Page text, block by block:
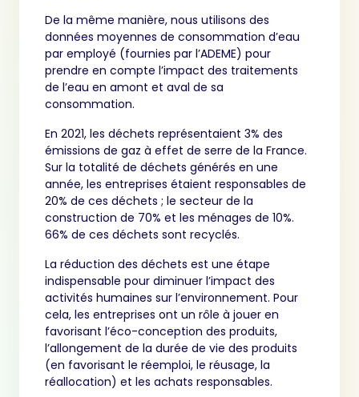
De la même manière, nous utilisons des
données moyennes de consommation d’eau
par employé (fournies par l’ADEME) pour
prendre en compte l’impact des traitements
de l’eau en amont et aval de sa
consommation.
En 2021, les déchets représentaient 3% des
émissions de gaz à effet de serre de la France.
Sur la totalité de déchets générés en une
année, les entreprises étaient responsables de
20% de ces déchets ; le secteur de la
construction de 70% et les ménages de 10%.
66% de ces déchets sont recyclés.
La réduction des déchets est une étape
indispensable pour diminuer l’impact des
activités humaines sur l’environnement. Pour
cela, les entreprises ont un rôle à jouer en
favorisant l’éco-conception des produits,
l’allongement de la durée de vie des produits
(en favorisant le réemploi, le réusage, la
réallocation) et les achats responsables.